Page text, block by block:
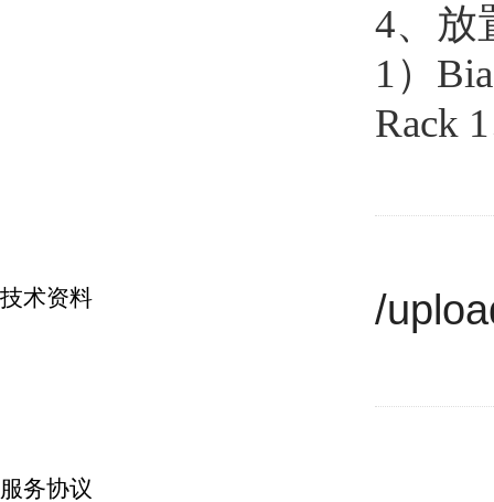
4、放
1）
Rack
技术资料 /
服务协议